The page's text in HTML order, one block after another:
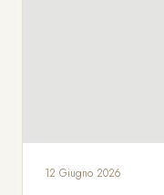
12 Giugno 2026